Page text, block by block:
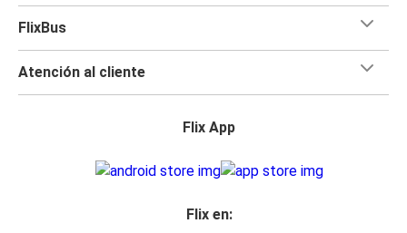
FlixBus
Atención al cliente
Flix App
Flix en: